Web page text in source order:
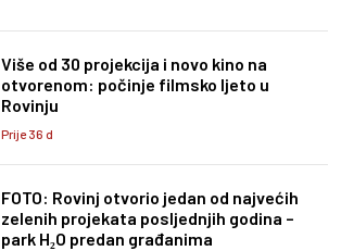
Više od 30 projekcija i novo kino na
otvorenom: počinje filmsko ljeto u
Rovinju
Prije 36 d
FOTO: Rovinj otvorio jedan od najvećih
zelenih projekata posljednjih godina –
park H₂O predan građanima